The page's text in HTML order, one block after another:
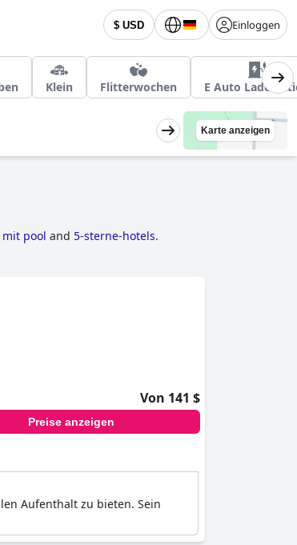
$ USD Einloggen
Klein Flitterwochen E Auto
Karte anzeigen
pool and 5-sterne-hotels.
Von 141 $
Preise anzeigen
Aufenthalt zu bieten. Sein